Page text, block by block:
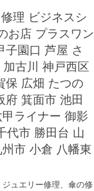
理 ビジネスシ
お店 プラスワン
子園口 芦屋 さ
古川 神戸西区
保 広畑 たつの
府 箕面市 池田
ライナー 御影
代市 勝田台 山
市 小倉 八幡東
ュエリー修理、傘の修